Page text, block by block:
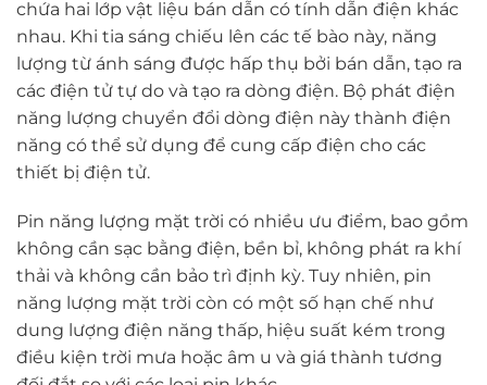
chứa hai lớp vật liệu bán dẫn có tính dẫn điện khác
nhau. Khi tia sáng chiếu lên các tế bào này, năng
lượng từ ánh sáng được hấp thụ bởi bán dẫn, tạo ra
các điện tử tự do và tạo ra dòng điện. Bộ phát điện
năng lượng chuyển đổi dòng điện này thành điện
năng có thể sử dụng để cung cấp điện cho các
thiết bị điện tử.
Pin năng lượng mặt trời có nhiều ưu điểm, bao gồm
không cần sạc bằng điện, bền bỉ, không phát ra khí
thải và không cần bảo trì định kỳ. Tuy nhiên, pin
năng lượng mặt trời còn có một số hạn chế như
dung lượng điện năng thấp, hiệu suất kém trong
điều kiện trời mưa hoặc âm u và giá thành tương